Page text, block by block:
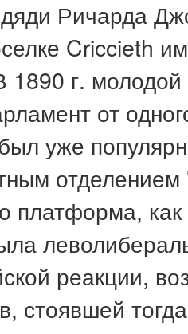
Ричарда
Criccieth
1890 г.
от
уже
платформа, как
реакции,
стоявшей